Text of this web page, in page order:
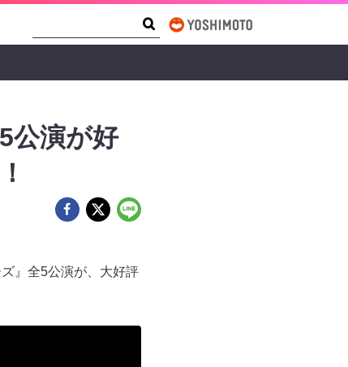
公演が好
』全5公演が、大好評